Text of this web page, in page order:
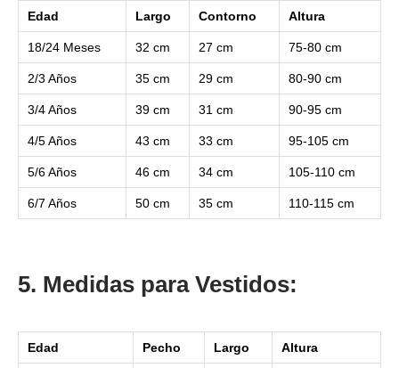
Edad Largo Contorno Altura
18/24 Meses 32 cm 27 cm 75-80 cm
2/3 Años 35 cm 29 cm 80-90 cm
3/4 Años 39 cm 31 cm 90-95 cm
4/5 Años 43 cm 33 cm 95-105 cm
5/6 Años 46 cm 34 cm 105-110 cm
6/7 Años 50 cm 35 cm 110-115 cm
5. Medidas para Vestidos:
Edad Pecho Largo Altura